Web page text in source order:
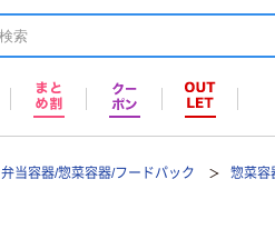
弁当容器/惣菜容器/フードパック 惣菜容